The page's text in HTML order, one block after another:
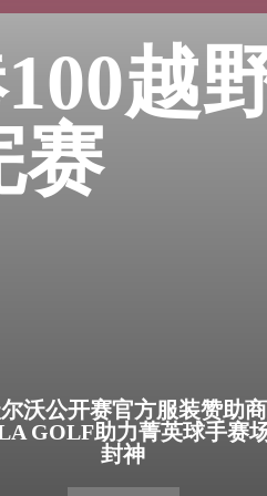
越
赛
沃公开赛官方服装赞助商
GOLF助力菁英球手赛
封神